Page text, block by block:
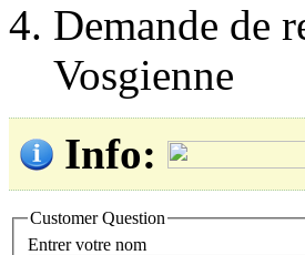
Demande de
Vosgienne
Info:
Customer Question
Entrer votre nom